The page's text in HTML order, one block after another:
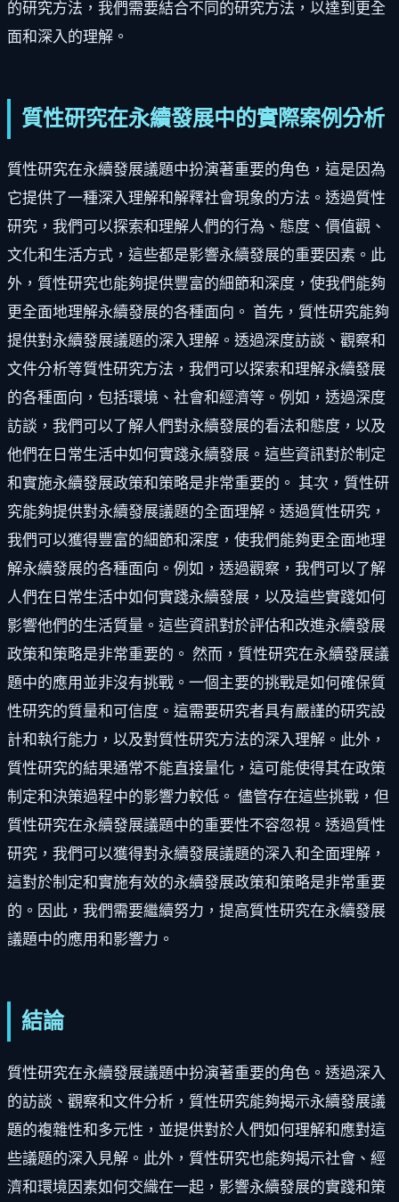
的研究方法，我們需要結合不同的研究方法，以達到更全
面和深入的理解。
質性研究在永續發展中的實際案例分析
質性研究在永續發展議題中扮演著重要的角色，這是因為
它提供了一種深入理解和解釋社會現象的方法。透過質性
研究，我們可以探索和理解人們的行為、態度、價值觀、
文化和生活方式，這些都是影響永續發展的重要因素。此
外，質性研究也能夠提供豐富的細節和深度，使我們能夠
更全面地理解永續發展的各種面向。 首先，質性研究能夠
提供對永續發展議題的深入理解。透過深度訪談、觀察和
文件分析等質性研究方法，我們可以探索和理解永續發展
的各種面向，包括環境、社會和經濟等。例如，透過深度
訪談，我們可以了解人們對永續發展的看法和態度，以及
他們在日常生活中如何實踐永續發展。這些資訊對於制定
和實施永續發展政策和策略是非常重要的。 其次，質性研
究能夠提供對永續發展議題的全面理解。透過質性研究，
我們可以獲得豐富的細節和深度，使我們能夠更全面地理
解永續發展的各種面向。例如，透過觀察，我們可以了解
人們在日常生活中如何實踐永續發展，以及這些實踐如何
影響他們的生活質量。這些資訊對於評估和改進永續發展
政策和策略是非常重要的。 然而，質性研究在永續發展議
題中的應用並非沒有挑戰。一個主要的挑戰是如何確保質
性研究的質量和可信度。這需要研究者具有嚴謹的研究設
計和執行能力，以及對質性研究方法的深入理解。此外，
質性研究的結果通常不能直接量化，這可能使得其在政策
制定和決策過程中的影響力較低。 儘管存在這些挑戰，但
質性研究在永續發展議題中的重要性不容忽視。透過質性
研究，我們可以獲得對永續發展議題的深入和全面理解，
這對於制定和實施有效的永續發展政策和策略是非常重要
的。因此，我們需要繼續努力，提高質性研究在永續發展
議題中的應用和影響力。
結論
質性研究在永續發展議題中扮演著重要的角色。透過深入
的訪談、觀察和文件分析，質性研究能夠揭示永續發展議
題的複雜性和多元性，並提供對於人們如何理解和應對這
些議題的深入見解。此外，質性研究也能夠揭示社會、經
濟和環境因素如何交織在一起，影響永續發展的實踐和策